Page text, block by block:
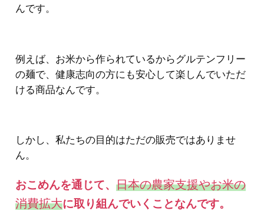
んです。
例えば、お米から作られているからグルテンフリー
の麺で、健康志向の方にも安心して楽しんでいただ
ける商品なんです。
しかし、私たちの目的はただの販売ではありませ
ん。
おこめんを通じて、 日本の農家支援やお米の
消費拡大に取り組んでいくことなんです。